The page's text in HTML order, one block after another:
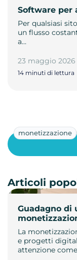
Software per
Per qualsiasi
un flusso
a…
23 maggio 2026
14 minuti di lettura
monetizzazione
Guadagno di
La
e progetti
attenzione
Articoli